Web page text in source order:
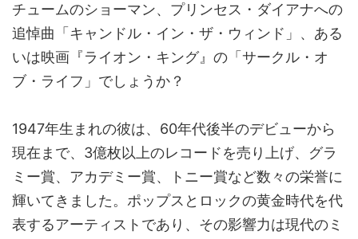
チュームのショーマン、プリンセス・ダイアナへの
追悼曲「キャンドル・イン・ザ・ウィンド」、ある
いは映画『ライオン・キング』の「サークル・オ
ブ・ライフ」でしょうか？
1947年生まれの彼は、60年代後半のデビューから
現在まで、3億枚以上のレコードを売り上げ、グラ
ミー賞、アカデミー賞、トニー賞など数々の栄誉に
輝いてきました。ポップスとロックの黄金時代を代
表するアーティストであり、その影響力は現代のミ